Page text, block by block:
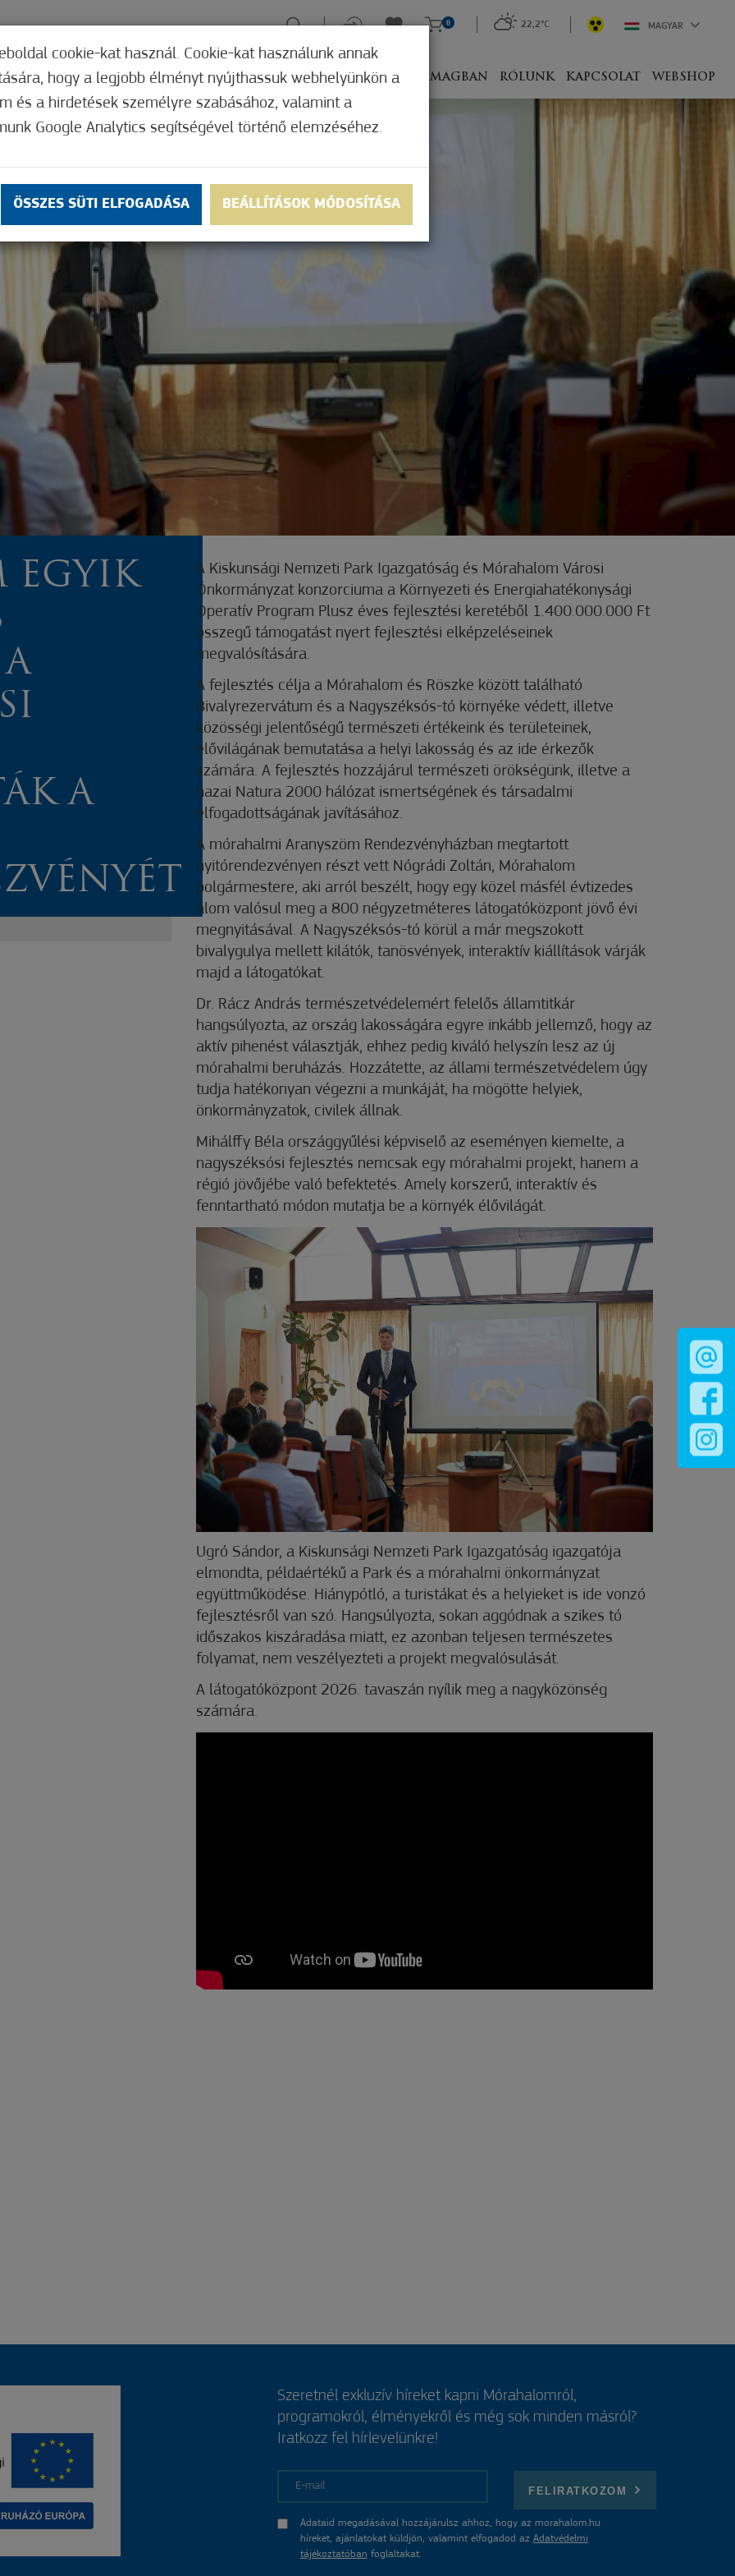
ZÖLD FÓKUSZ GYÓGYHELY MERRE, MIVEL CSOMAGBAN RÓLUNK KAPCSOLAT WEBSHOP
0 22,2°C MAGYAR
EGYIK
A
A Kiskunsági Nemzeti Park Igazgatóság és Mórahalom Városi
Önkormányzat konzorciuma a Környezeti és Energiahatékonysági
Operatív Program Plusz éves fejlesztési keretéből 1.400.000.000 Ft
összegű támogatást nyert fejlesztési elképzeléseinek
megvalósítására.
A fejlesztés célja a Mórahalom és Röszke között található
Bivalyrezervátum és a Nagyszéksós-tó környéke védett, illetve
közösségi jelentőségű természeti értékeink és területeinek,
élővilágának bemutatása a helyi lakosság és az ide érkezők
számára. A fejlesztés hozzájárul természeti örökségünk, illetve a
hazai Natura 2000 hálózat ismertségének és társadalmi
elfogadottságának javításához.
A mórahalmi Aranyszöm Rendezvényházban megtartott
nyitórendezvényen részt vett Nógrádi Zoltán, Mórahalom
polgármestere, aki arról beszélt, hogy egy közel másfél évtizedes
álom valósul meg a 800 négyzetméteres látogatóközpont jövő évi
megnyitásával. A Nagyszéksós-tó körül a már megszokott
bivalygulya mellett kilátók, tanösvények, interaktív kiállítások várják
majd a látogatókat.
Dr. Rácz András természetvédelemért felelős államtitkár
hangsúlyozta, az ország lakosságára egyre inkább jellemző, hogy az
aktív pihenést választják, ehhez pedig kiváló helyszín lesz az új
mórahalmi beruházás. Hozzátette, az állami természetvédelem úgy
tudja hatékonyan végezni a munkáját, ha mögötte helyiek,
önkormányzatok, civilek állnak.
Mihálffy Béla országgyűlési képviselő az eseményen kiemelte, a
nagyszéksósi fejlesztés nemcsak egy mórahalmi projekt, hanem a
régió jövőjébe való befektetés. Amely korszerű, interaktív és
fenntartható módon mutatja be a környék élővilágát.
Ugró Sándor, a Kiskunsági Nemzeti Park Igazgatóság igazgatója
elmondta, példaértékű a Park és a mórahalmi önkormányzat
együttműködése. Hiánypótló, a turistákat és a helyieket is ide vonzó
fejlesztésről van szó. Hangsúlyozta, sokan aggódnak a szikes tó
időszakos kiszáradása miatt, ez azonban teljesen természetes
folyamat, nem veszélyezteti a projekt megvalósulását.
A látogatóközpont 2026. tavaszán nyílik meg a nagyközönség
számára.
cookie-kat használ. Cookie-kat használunk annak
hogy a legjobb élményt nyújthassuk webhelyünkön a
és a hirdetések személyre szabásához, valamint a
Google Analytics segítségével történő elemzéséhez.
ÖSSZES SÜTI ELFOGADÁSA BEÁLLÍTÁSOK MÓDOSÍTÁSA
Szeretnél exkluzív híreket kapni Mórahalomról,
programokról, élményekről és még sok minden másról?
Iratkozz fel hírlevelünkre!
FELIRATKOZOM
Adataid megadásával hozzájárulsz ahhoz, hogy az morahalom.hu
híreket, ajánlatokat küldjön, valamint elfogadod az Adatvédelmi
tájékoztatóban foglaltakat.